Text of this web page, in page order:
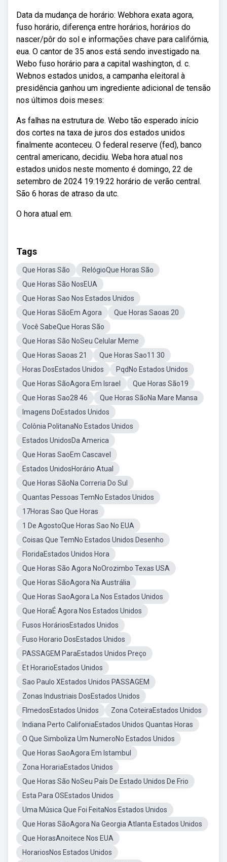
Data da mudança de horário: Webhora exata agora,
fuso horário, diferença entre horários, horários do
nascer/pôr do sol e informações chave para califórnia,
eua. O cantor de 35 anos está sendo investigado na.
Webo fuso horário para a capital washington, d. c.
Webnos estados unidos, a campanha eleitoral à
presidência ganhou um ingrediente adicional de tensão
nos últimos dois meses:
As falhas na estrutura de. Webo tão esperado início
dos cortes na taxa de juros dos estados unidos
finalmente aconteceu. O federal reserve (fed), banco
central americano, decidiu. Weba hora atual nos
estados unidos neste momento é domingo, 22 de
setembro de 2024 19:19:22 horário de verão central.
São 6 horas de atraso da utc.
O hora atual em.
Tags
Que Horas São
RelógioQue Horas São
Que Horas São NosEUA
Que Horas Sao Nos Estados Unidos
Que Horas SãoEm Agora
Que Horas Saoas 20
Você SabeQue Horas São
Que Horas São NoSeu Celular Meme
Que Horas Saoas 21
Que Horas Sao11 30
Horas DosEstados Unidos
PqdNo Estados Unidos
Que Horas SãoAgora Em Israel
Que Horas São19
Que Horas Sao28 46
Que Horas SãoNa Mare Mansa
Imagens DoEstados Unidos
Colônia PolitanaNo Estados Unidos
Estados UnidosDa America
Que Horas SaoEm Cascavel
Estados UnidosHorário Atual
Que Horas SãoNa Correria Do Sul
Quantas Pessoas TemNo Estados Unidos
17Horas Sao Que Horas
1 De AgostoQue Horas Sao No EUA
Coisas Que TemNo Estados Unidos Desenho
FloridaEstados Unidos Hora
Que Horas São Agora NoOrozimbo Texas USA
Que Horas SãoAgora Na Austrália
Que Horas SaoAgora La Nos Estados Unidos
Que HoraÉ Agora Nos Estados Unidos
Fusos HoráriosEstados Unidos
Fuso Horario DosEstados Unidos
PASSAGEM ParaEstados Unidos Preço
Et HorarioEstados Unidos
Sao Paulo XEstados Unidos PASSAGEM
Zonas Industriais DosEstados Unidos
FlmedosEstados Unidos
Zona CoteiraEstados Unidos
Indiana Perto CalifoniaEstados Unidos Quantas Horas
O Que Simboliza Um NumeroNo Estados Unidos
Que Horas SaoAgora Em Istambul
Zona HorariaEstados Unidos
Que Horas São NoSeu País De Estado Unidos De Frio
Esta Para OSEstados Unidos
Uma Música Que Foi FeitaNos Estados Unidos
Que Horas SãoAgora Na Georgia Atlanta Estados Unidos
Que HorasAnoitece Nos EUA
HorariosNos Estados Unidos